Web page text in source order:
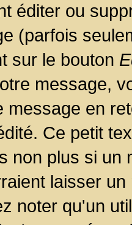
éditer ou
(parfois
sur le bouton
message,
message en
Ce petit
non plus si un
laisser
noter qu'un